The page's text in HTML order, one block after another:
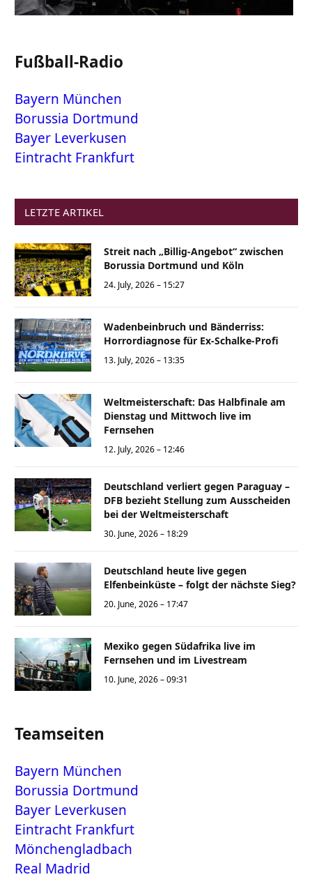
Fußball-Radio
Bayern München
Borussia Dortmund
Bayer Leverkusen
Eintracht Frankfurt
LETZTE ARTIKEL
Streit nach „Billig-Angebot“ zwischen
Borussia Dortmund und Köln
24. July, 2026 – 15:27
Wadenbeinbruch und Bänderriss:
Horrordiagnose für Ex-Schalke-Profi
13. July, 2026 – 13:35
Weltmeisterschaft: Das Halbfinale am
Dienstag und Mittwoch live im
Fernsehen
12. July, 2026 – 12:46
Deutschland verliert gegen Paraguay –
DFB bezieht Stellung zum Ausscheiden
bei der Weltmeisterschaft
30. June, 2026 – 18:29
Deutschland heute live gegen
Elfenbeinküste – folgt der nächste Sieg?
20. June, 2026 – 17:47
Mexiko gegen Südafrika live im
Fernsehen und im Livestream
10. June, 2026 – 09:31
Teamseiten
Bayern München
Borussia Dortmund
Bayer Leverkusen
Eintracht Frankfurt
Mönchengladbach
Real Madrid